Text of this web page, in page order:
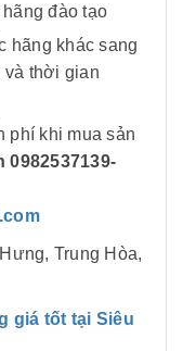
đào tạo
hãng khác sang
và thời gian
phí khi mua sản
0982537139-
Trung Hòa,
giá tốt tại Siêu